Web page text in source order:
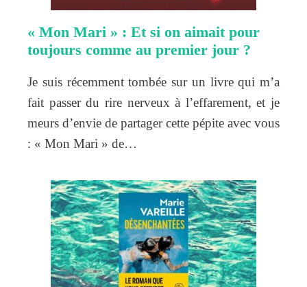
« Mon Mari » : Et si on aimait pour
toujours comme au premier jour ?
Je suis récemment tombée sur un livre qui m’a
fait passer du rire nerveux à l’effarement, et je
meurs d’envie de partager cette pépite avec vous
: « Mon Mari » de…